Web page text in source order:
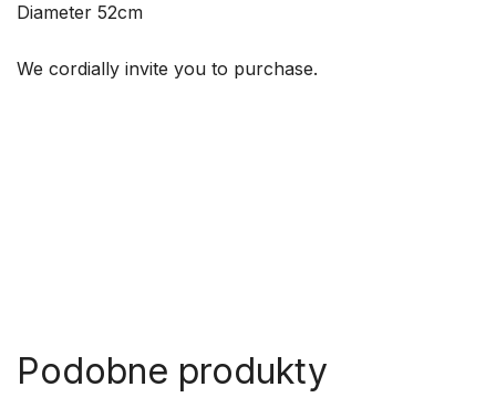
Diameter 52cm
We cordially invite you to purchase.
Podobne produkty